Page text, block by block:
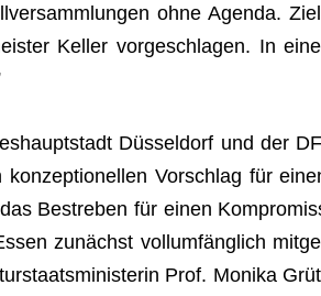
ohne Agenda.
Kel­ler vor­ge­schla­gen. In
Düs­sel­dorf und der
Vor­schlag für
Bestre­ben für einen
zunächst voll­um­fäng­lich
Prof. Monika